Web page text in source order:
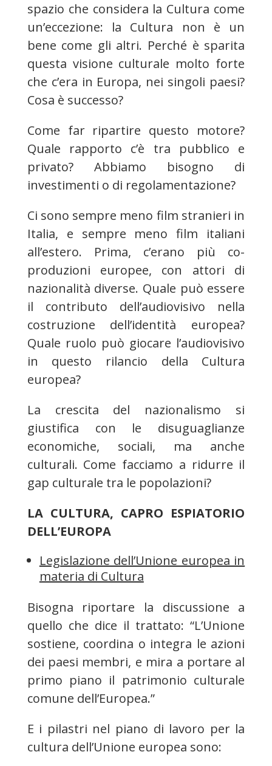
spazio che considera la Cultura come
un’eccezione: la Cultura non è un
bene come gli altri. Perché è sparita
questa visione culturale molto forte
che c’era in Europa, nei singoli paesi?
Cosa è successo?
Come far ripartire questo motore?
Quale rapporto c’è tra pubblico e
privato? Abbiamo bisogno di
investimenti o di regolamentazione?
Ci sono sempre meno film stranieri in
Italia, e sempre meno film italiani
all’estero. Prima, c’erano più co-
produzioni europee, con attori di
nazionalità diverse. Quale può essere
il contributo dell’audiovisivo nella
costruzione dell’identità europea?
Quale ruolo può giocare l’audiovisivo
in questo rilancio della Cultura
europea?
La crescita del nazionalismo si
giustifica con le disuguaglianze
economiche, sociali, ma anche
culturali. Come facciamo a ridurre il
gap culturale tra le popolazioni?
LA CULTURA, CAPRO ESPIATORIO
DELL’EUROPA
Legislazione dell’Unione europea in
materia di Cultura
Bisogna riportare la discussione a
quello che dice il trattato: “L’Unione
sostiene, coordina o integra le azioni
dei paesi membri, e mira a portare al
primo piano il patrimonio culturale
comune dell’Europea.”
E i pilastri nel piano di lavoro per la
cultura dell’Unione europea sono: